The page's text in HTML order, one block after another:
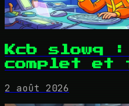
Kcb slowq
complet et
2 août 2026